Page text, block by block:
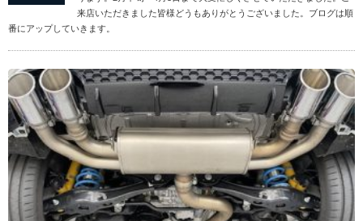
来店いただきました皆様どうもありがとうございました。ブログは順
番にアップしていきます。